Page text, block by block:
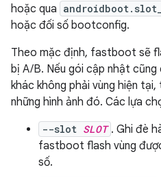
hoặc qua
hoặc đối số bootconfig.
Theo mặc định, fastboot sẽ
bị A/B. Nếu gói cập nhật cũng
khác không phải vùng hiện
những hình ảnh đó. Các lựa
--slot SLOT . Ghi đè
fastboot flash vùng
số.